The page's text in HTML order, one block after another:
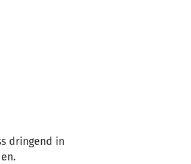
dringend in